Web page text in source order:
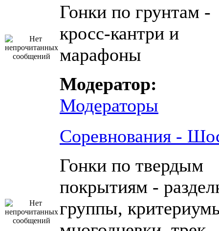
Гонки по грунтам -
кросс-кантри и
марафоны
Модератор:
Модераторы
Соревнования -
Гонки по твердым
покрытиям -
группы,